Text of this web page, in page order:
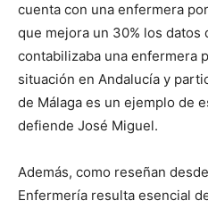
cuenta con una enfermera
que mejora un 30% los datos
contabilizaba una enfermera
situación en Andalucía y
de Málaga es un ejemplo de
defiende José Miguel.
Además, como reseñan
Enfermería resulta esencial